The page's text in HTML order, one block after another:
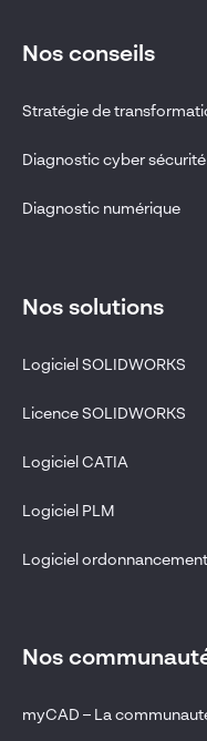
Nos conseils
Stratégie de
Diagnostic cyber sécurité
Diagnostic numérique
Nos solutions
Logiciel SOLIDWORKS
Licence SOLIDWORKS
Logiciel CATIA
Logiciel PLM
Logiciel ordonnancement
Nos
myCAD – La